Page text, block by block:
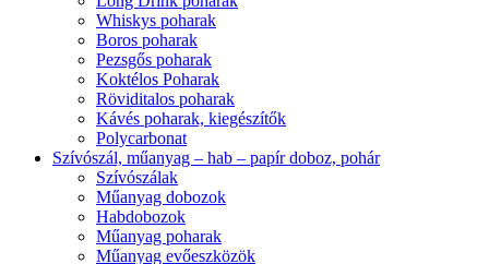
Whiskys poharak
Boros poharak
Pezsgős poharak
Koktélos Poharak
Röviditalos poharak
Kávés poharak, kiegészítők
Polycarbonat
Szívószál, műanyag – hab – papír doboz, pohár
Szívószálak
Műanyag dobozok
Habdobozok
Műanyag poharak
Műanyag evőeszközök